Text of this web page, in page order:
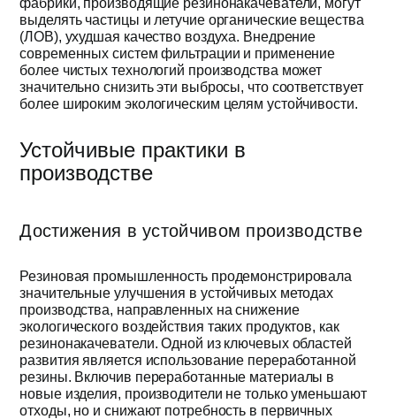
фабрики, производящие резинонакачеватели, могут
выделять частицы и летучие органические вещества
(ЛОВ), ухудшая качество воздуха. Внедрение
современных систем фильтрации и применение
более чистых технологий производства может
значительно снизить эти выбросы, что соответствует
более широким экологическим целям устойчивости.
Устойчивые практики в
производстве
Достижения в устойчивом производстве
Резиновая промышленность продемонстрировала
значительные улучшения в устойчивых методах
производства, направленных на снижение
экологического воздействия таких продуктов, как
резинонакачеватели. Одной из ключевых областей
развития является использование переработанной
резины. Включив переработанные материалы в
новые изделия, производители не только уменьшают
отходы, но и снижают потребность в первичных